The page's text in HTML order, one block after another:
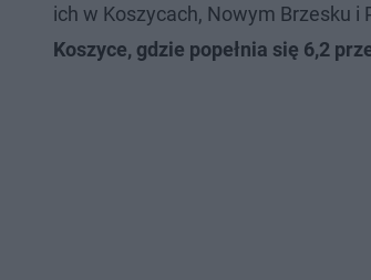
ich w Koszycach, Nowym Brzesku i
Koszyce, gdzie popełnia się 6,2